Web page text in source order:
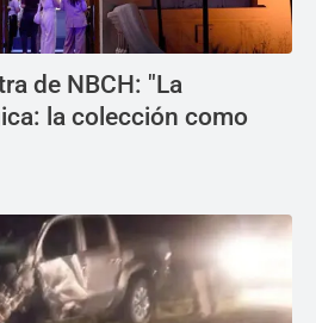
de NBCH: "La
la colección como